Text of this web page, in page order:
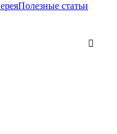
Полезные статьи